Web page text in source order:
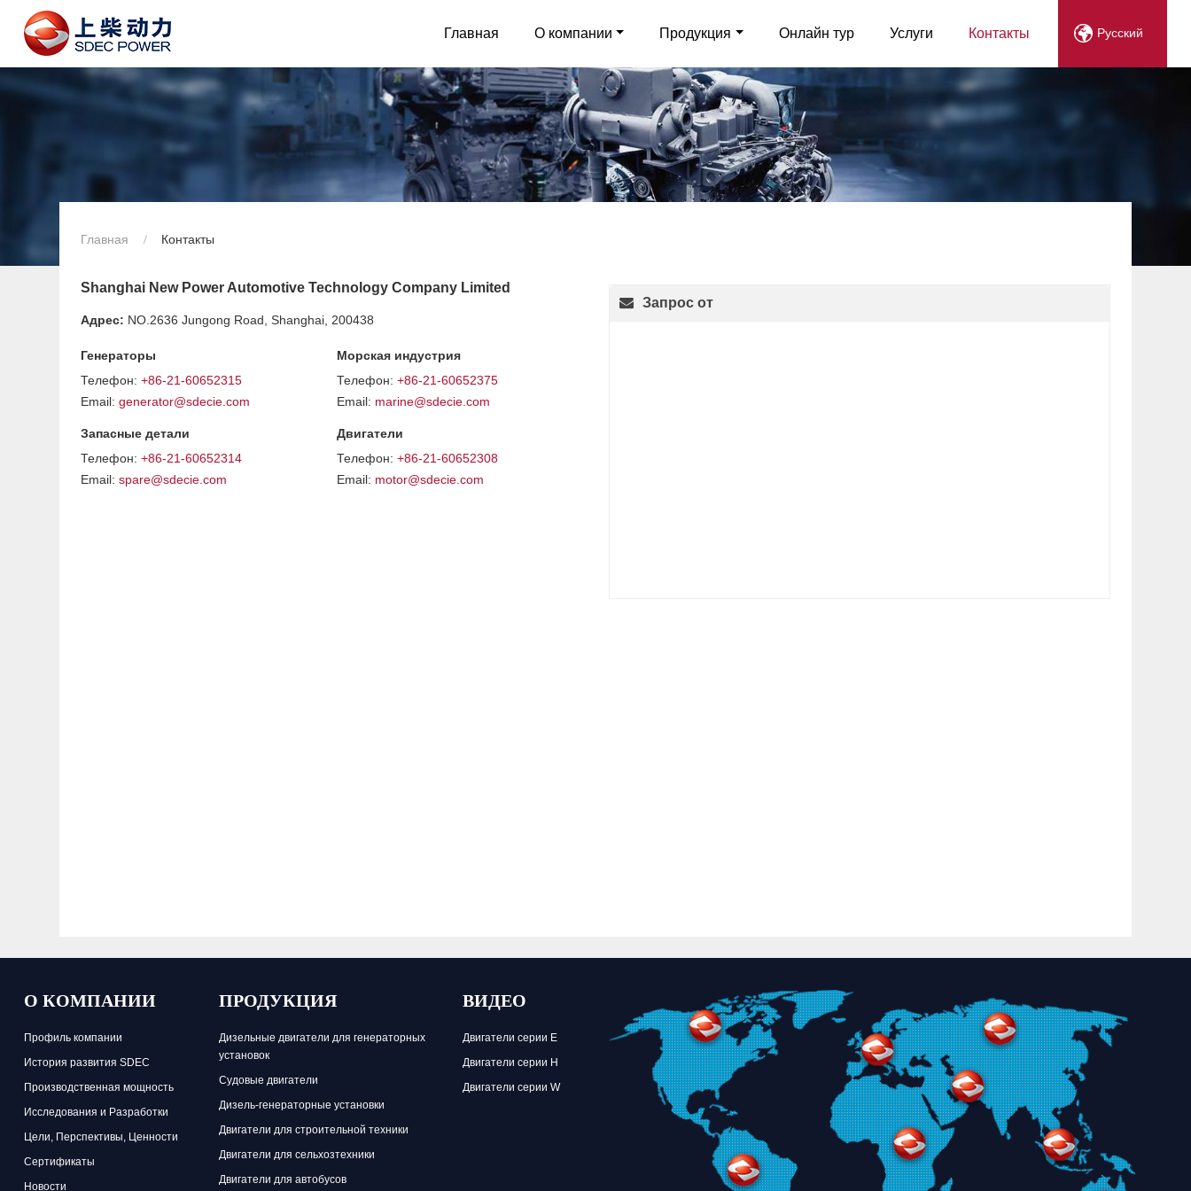
Русский
Главная О компании Продукция Онлайн тур Услуги Контакты
Главная Контакты
Shanghai New Power Automotive Technology Company Limited
Адрес: NO.2636 Jungong Road, Shanghai, 200438
Генераторы
Телефон:+86-21-60652315
Email:generator@sdecie.com
Морская индустрия
Телефон: +86-21-60652375
Email: marine@sdecie.com
Запасные детали
Телефон:+86-21-60652314
Email:spare@sdecie.com
Двигатели
Телефон: +86-21-60652308
Email: motor@sdecie.com
Запрос от
О КОМПАНИИ
Профиль компании
История развития SDEC
Производственная мощность
Исследования и Разработки
Цели, Перспективы, Ценности
Сертификаты
Новости
ПРОДУКЦИЯ
Дизельные двигатели для генераторных
установок
Судовые двигатели
Дизель-генераторные установки
Двигатели для строительной техники
Двигатели для сельхозтехники
Двигатели для автобусов
ВИДЕО
Двигатели серии E
Двигатели серии H
Двигатели серии W